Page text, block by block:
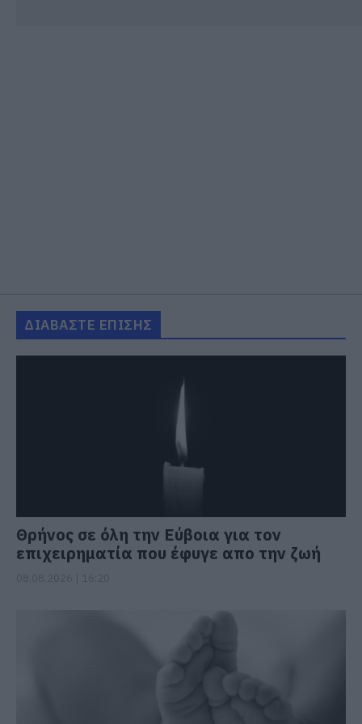
ΔΙΑΒΑΣΤΕ ΕΠΙΣΗΣ
Θρήνος σε όλη την Εύβοια για τον
επιχειρηματία που έφυγε απο την ζωή